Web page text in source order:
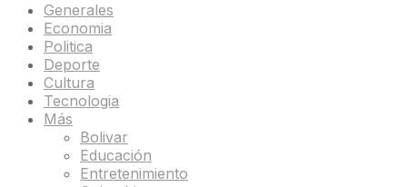
Generales
Economia
Politica
Deporte
Cultura
Tecnologia
Más
Bolivar
Educación
Entretenimiento